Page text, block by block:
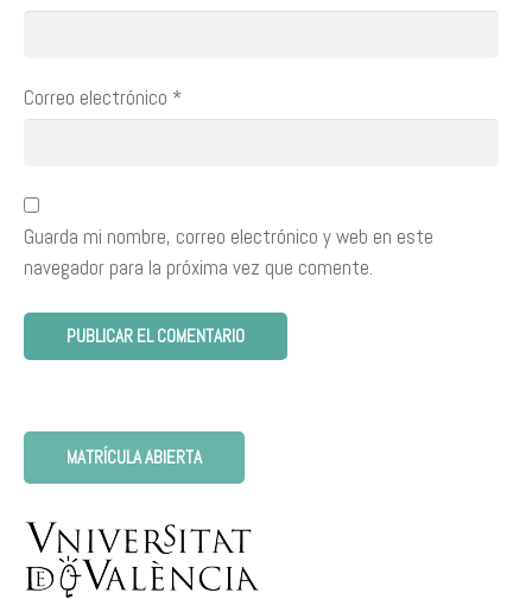
Correo electrónico *
Guarda mi nombre, correo electrónico y web en este
navegador para la próxima vez que comente.
MATRÍCULA ABIERTA